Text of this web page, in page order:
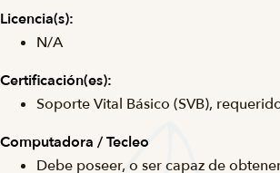
Licencia(s):
N/A
Certificación(es):
Soporte Vital Básico (SVB),
Computadora / Tecleo
Debe poseer, o ser capaz de